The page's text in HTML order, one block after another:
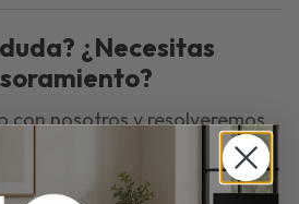
¿Necesitas
con nosotros y resolveremos
ENVIAR EMAIL